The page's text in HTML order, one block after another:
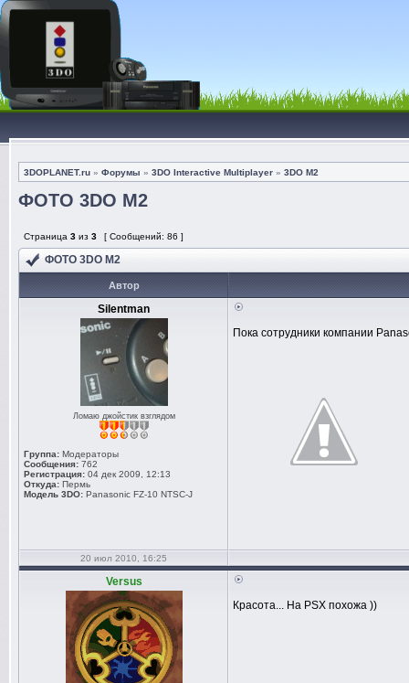
3DOPLANET.ru » Форумы » 3DO Interactive Multiplayer » 3DO M2
ФОТО 3DO M2
Страница 3 из 3 [ Сообщений: 86 ]
ФОТО 3DO M2
Автор
Silentman
Ломаю джойстик взглядом
Группа: Модераторы
Сообщения: 762
Регистрация: 04 дек 2009, 12:13
Откуда: Пермь
Модель 3DO: Panasonic FZ-10 NTSC-J
Пока сотрудники компании
20 июл 2010, 16:25
Versus
Красота... На PSX похожа ))